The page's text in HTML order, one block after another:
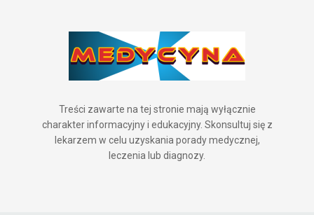
Treści zawarte na tej stronie mają wyłącznie
charakter informacyjny i edukacyjny. Skonsultuj się z
lekarzem w celu uzyskania porady medycznej,
leczenia lub diagnozy.